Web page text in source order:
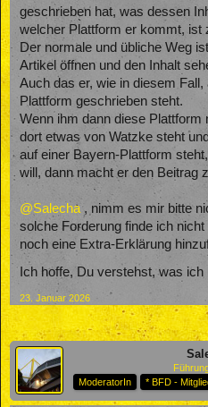
geschrieben hat, was dessen
welcher Plattform er kommt, ist
Der normale und übliche Weg
Artikel öffnen und den Inhalt
Auch das er, wie in diesem
Plattform geschrieben steht.
Wenn ihm dann diese Plattform
dort etwas von Watzke steht
auf einer Bayern-Plattform
will, dann macht er den Beitrag
@Salecha, nimm es mir bitte
solche Forderung finde ich
noch eine Extra-Erklärung
Ich hoffe, Du verstehst, was ich
23. Januar 2026
ModeratorIn
* BFD -